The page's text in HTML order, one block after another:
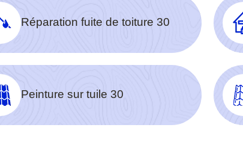
Réparation fuite de toiture 30
Peinture sur tuile 30